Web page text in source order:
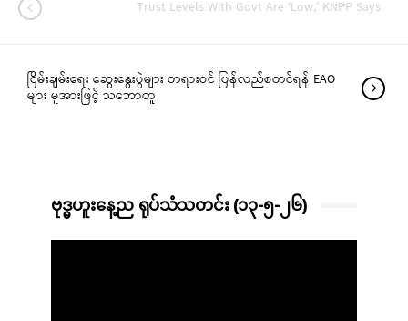
Trust Levels With Govt Are ‘Low,’ KNPP Says
ငြိမ်းချမ်းရေး ဆွေးနွေးပွဲများ တရားဝင် ပြန်လည်စတင်ရန် EAO
များ မူအားဖြင့် သဘောတူ
ဗုဒ္ဓဟူးနေ့ည ရုပ်သံသတင်း (၁၃-၅-၂၆)